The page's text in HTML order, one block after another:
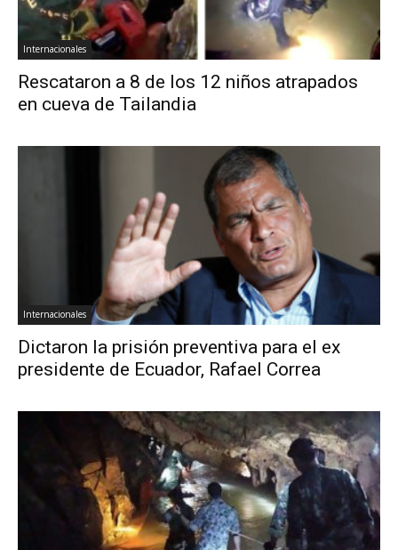
Internacionales
Rescataron a 8 de los 12 niños atrapados
en cueva de Tailandia
Internacionales
Dictaron la prisión preventiva para el ex
presidente de Ecuador, Rafael Correa